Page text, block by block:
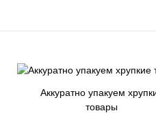
Аккуратно упакуем
товары